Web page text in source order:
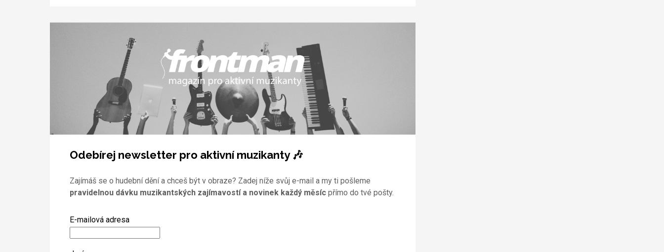
Odebírej newsletter pro aktivní muzikanty 🎶
Zajímáš se o hudební dění a chceš být v obraze? Zadej níže svůj e-mail a my ti pošleme
pravidelnou dávku muzikantských zajímavostí a novinek každý měsícpřímo do tvé pošty.
E-mailová adresa